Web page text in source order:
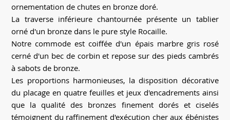
ornementation de chutes en bronze doré.
La traverse inférieure chantournée présente un tablier
orné d'un bronze dans le pure style Rocaille.
Notre commode est coiffée d'un épais marbre gris rosé
cerné d'un bec de corbin et repose sur des pieds cambrés
à sabots de bronze.
Les proportions harmonieuses, la disposition décorative
du placage en quatre feuilles et jeux d'encadrements ainsi
que la qualité des bronzes finement dorés et ciselés
témoignent du raffinement d'exécution cher aux ébénistes